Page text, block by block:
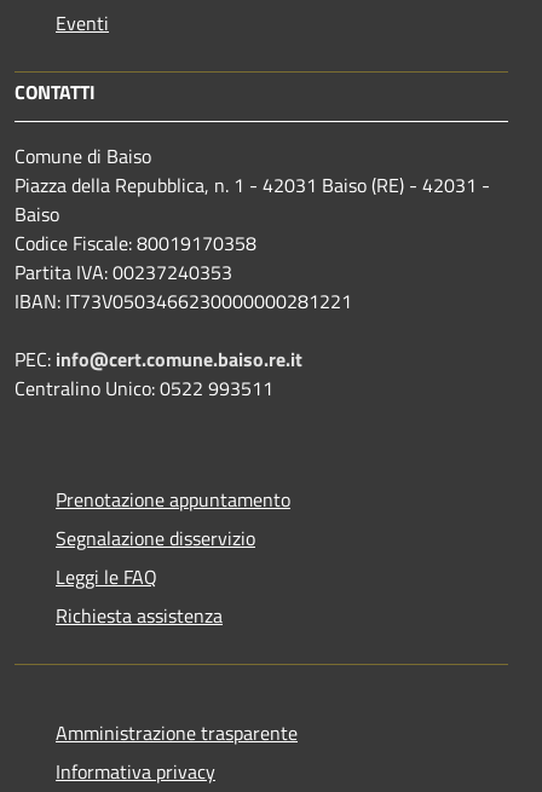
Eventi
CONTATTI
Comune di Baiso
Piazza della Repubblica, n. 1 - 42031 Baiso (RE) - 42031 -
Baiso
Codice Fiscale: 80019170358
Partita IVA: 00237240353
IBAN: IT73V0503466230000000281221
PEC: info@cert.comune.baiso.re.it
Centralino Unico: 0522 993511
Prenotazione appuntamento
Segnalazione disservizio
Leggi le FAQ
Richiesta assistenza
Amministrazione trasparente
Informativa privacy